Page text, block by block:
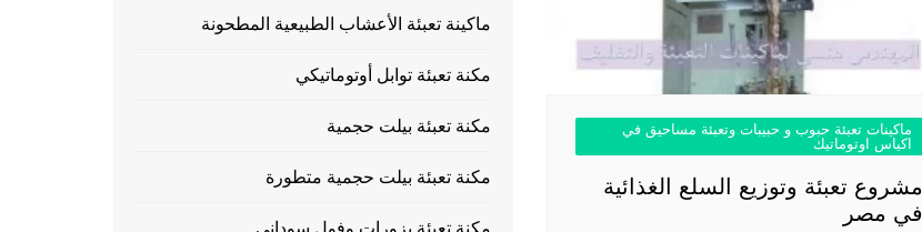
ماكينات تعبئة حبوب و حبيبات وتعبئة مساحيق في
اكياس اوتوماتيك
مشروع تعبئة وتوزيع السلع الغذائية
في مصر
ماكينة تعبئة الأعشاب الطبيعية المطحونة
مكنة تعبئة توابل أوتوماتيكي
مكنة تعبئة بيلت حجمية
مكنة تعبئة بيلت حجمية متطورة
مكنة تعبئة بزورات وفول سوداني